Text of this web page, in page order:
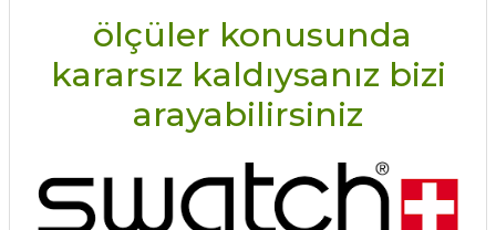
ölçüler konusunda
kararsız kaldıysanız bizi
arayabilirsiniz